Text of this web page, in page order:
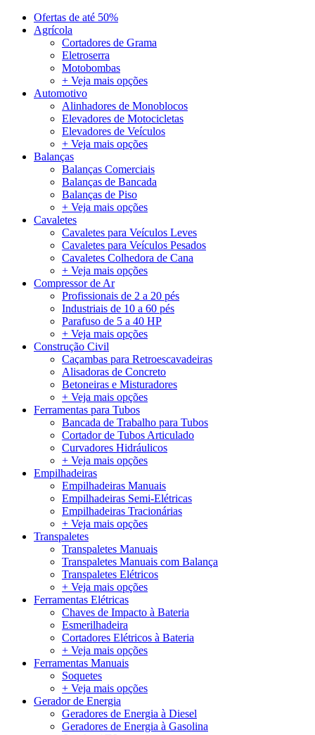
Ofertas de até 50%
Agrícola
Cortadores de Grama
Eletroserra
Motobombas
+ Veja mais opções
Automotivo
Alinhadores de Monoblocos
Elevadores de Motocicletas
Elevadores de Veículos
+ Veja mais opções
Balanças
Balanças Comerciais
Balanças de Bancada
Balanças de Piso
+ Veja mais opções
Cavaletes
Cavaletes para Veículos Leves
Cavaletes para Veículos Pesados
Cavaletes Colhedora de Cana
+ Veja mais opções
Compressor de Ar
Profissionais de 2 a 20 pés
Industriais de 10 a 60 pés
Parafuso de 5 a 40 HP
+ Veja mais opções
Construção Civil
Caçambas para Retroescavadeiras
Alisadoras de Concreto
Betoneiras e Misturadores
+ Veja mais opções
Ferramentas para Tubos
Bancada de Trabalho para Tubos
Cortador de Tubos Articulado
Curvadores Hidráulicos
+ Veja mais opções
Empilhadeiras
Empilhadeiras Manuais
Empilhadeiras Semi-Elétricas
Empilhadeiras Tracionárias
+ Veja mais opções
Transpaletes
Transpaletes Manuais
Transpaletes Manuais com Balança
Transpaletes Elétricos
+ Veja mais opções
Ferramentas Elétricas
Chaves de Impacto à Bateria
Esmerilhadeira
Cortadores Elétricos à Bateria
+ Veja mais opções
Ferramentas Manuais
Soquetes
+ Veja mais opções
Gerador de Energia
Geradores de Energia à Diesel
Geradores de Energia à Gasolina